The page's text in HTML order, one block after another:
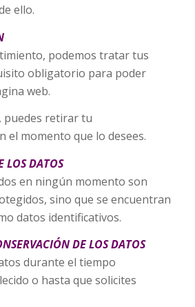
ello.
podemos tratar tus
obligatorio para poder
web.
puedes retirar tu
el momento que lo desees.
LOS DATOS
en ningún momento son
sino que se encuentran
datos identificativos.
DE LOS DATOS
durante el tiempo
o hasta que solicites